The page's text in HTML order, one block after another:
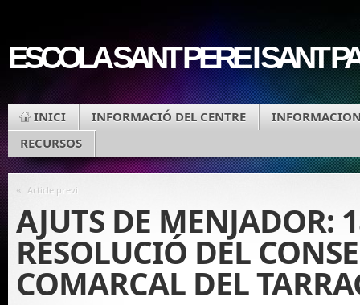
ESCOLA SANT PERE I SANT
INICI INFORMACIÓ DEL CENTRE
RECURSOS
« Article previ
AJUTS DE MENJADOR:
RESOLUCIÓ DEL
COMARCAL DEL